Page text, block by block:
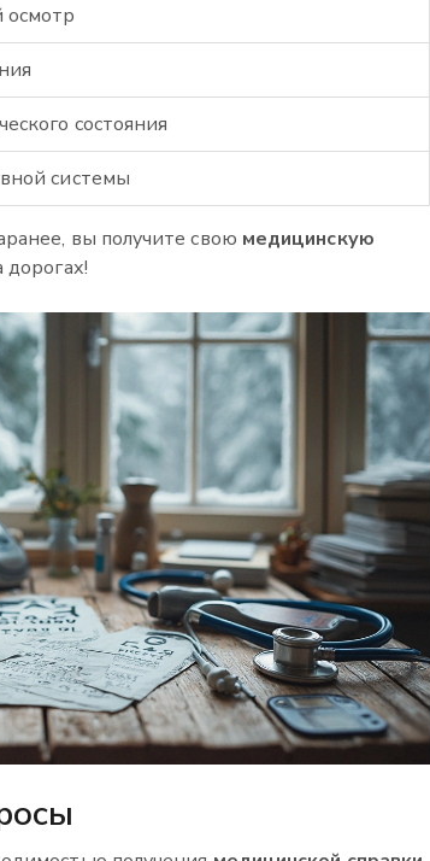
осмотр
состояния
системы
вы получите свою медицинскую